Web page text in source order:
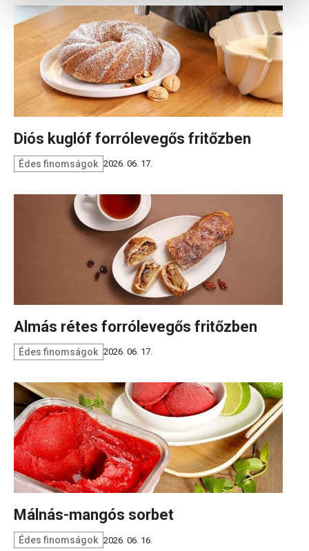
Diós kuglóf forrólevegős fritőzben
Édes finomságok 2026. 06. 17.
Almás rétes forrólevegős fritőzben
Édes finomságok 2026. 06. 17.
Málnás-mangós sorbet
Édes finomságok 2026. 06. 16.